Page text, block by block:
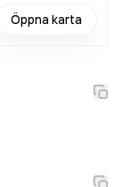
Öppna karta